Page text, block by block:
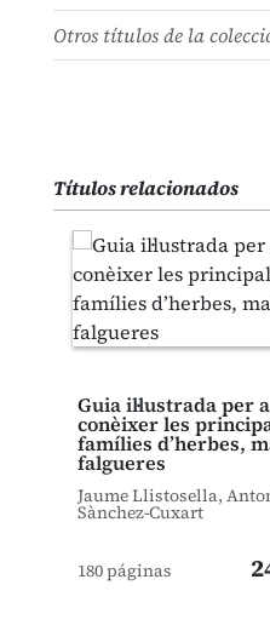
Otros títulos de la
Títulos relacionados
Guia il·lustrada per a
conèixer les
famílies d’herbes,
falgueres
Jaume Llistosella,
Sànchez-Cuxart
180 páginas